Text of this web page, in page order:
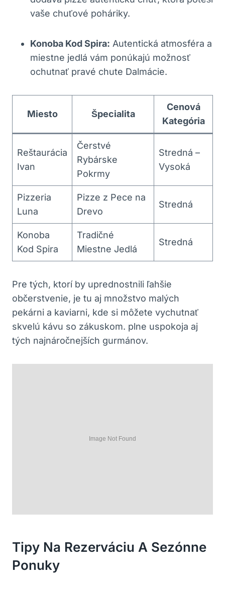
vaše chuťové poháriky.
Konoba Kod Spira: Autentická atmosféra a
miestne jedlá vám ponúkajú možnosť
ochutnať pravé chute Dalmácie.
Miesto Špecialita
Cenová
Kategória
Reštaurácia
Ivan
Čerstvé
Rybárske
Pokrmy
Stredná –
Vysoká
Pizzeria
Luna
Pizze z Pece na
Drevo
Stredná
Konoba
Kod Spira
Tradičné
Miestne Jedlá
Stredná
Pre tých, ktorí by uprednostnili ľahšie
občerstvenie, je tu aj množstvo malých
pekárni a kaviarni, kde si môžete vychutnať
skvelú kávu so zákuskom. plne uspokoja aj
tých najnáročnejších gurmánov.
Tipy Na Rezerváciu A Sezónne
Ponuky